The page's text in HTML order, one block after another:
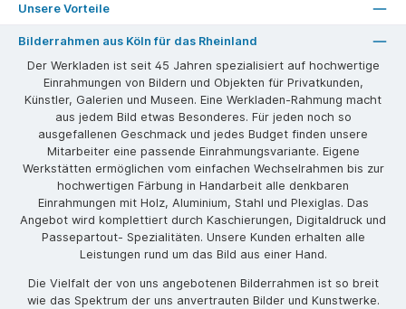
Unsere Vorteile
Bilderrahmen aus Köln für das Rheinland
Der Werkladen ist seit 45 Jahren spezialisiert auf hochwertige
Einrahmungen von Bildern und Objekten für Privatkunden,
Künstler, Galerien und Museen. Eine Werkladen-Rahmung macht
aus jedem Bild etwas Besonderes. Für jeden noch so
ausgefallenen Geschmack und jedes Budget finden unsere
Mitarbeiter eine passende Einrahmungsvariante. Eigene
Werkstätten ermöglichen vom einfachen Wechselrahmen bis zur
hochwertigen Färbung in Handarbeit alle denkbaren
Einrahmungen mit Holz, Aluminium, Stahl und Plexiglas. Das
Angebot wird komplettiert durch Kaschierungen, Digitaldruck und
Passepartout- Spezialitäten. Unsere Kunden erhalten alle
Leistungen rund um das Bild aus einer Hand.
Die Vielfalt der von uns angebotenen Bilderrahmen ist so breit
wie das Spektrum der uns anvertrauten Bilder und Kunstwerke.